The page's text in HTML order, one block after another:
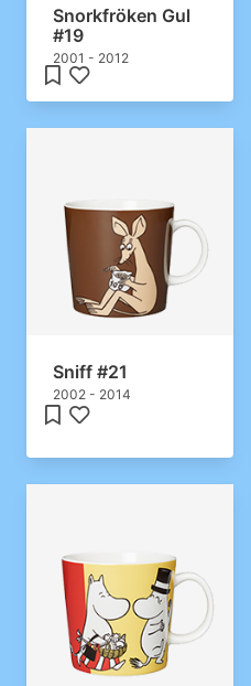
Snorkfröken Gul
#19
2001 - 2012
Sniff #21
2002 - 2014